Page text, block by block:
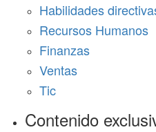
Habilidades
Recursos Humanos
Finanzas
Ventas
Tic
Contenido